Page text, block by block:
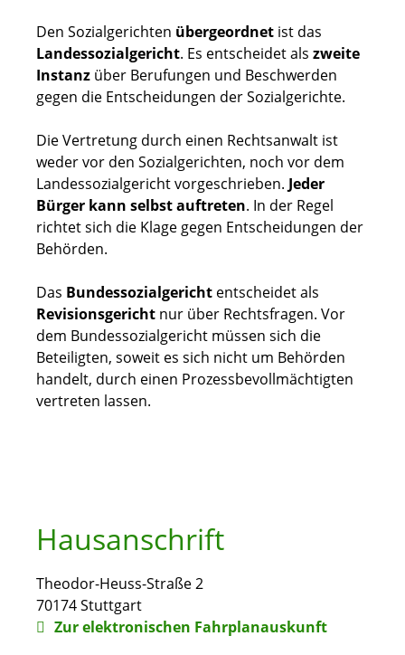
Den Sozialgerichten übergeordnet ist das
Landessozialgericht. Es entscheidet als zweite
Instanz über Berufungen und Beschwerden
gegen die Entscheidungen der Sozialgerichte.
Die Vertretung durch einen Rechtsanwalt ist
weder vor den Sozialgerichten, noch vor dem
Landessozialgericht vorgeschrieben. Jeder
Bürger kann selbst auftreten. In der Regel
richtet sich die Klage gegen Entscheidungen der
Behörden.
Das Bundessozialgericht entscheidet als
Revisionsgericht nur über Rechtsfragen. Vor
dem Bundessozialgericht müssen sich die
Beteiligten, soweit es sich nicht um Behörden
handelt, durch einen Prozessbevollmächtigten
vertreten lassen.
Hausanschrift
Theodor-Heuss-Straße 2
70174Stuttgart
Zur elektronischen Fahrplanauskunft